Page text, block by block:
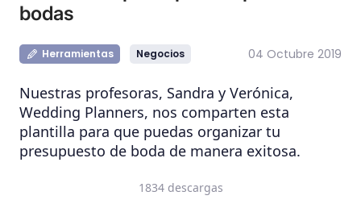
bodas
Herramientas Negocios 04 Octubre 2019
Nuestras profesoras, Sandra y Verónica,
Wedding Planners, nos comparten esta
plantilla para que puedas organizar tu
presupuesto de boda de manera exitosa.
1834 descargas